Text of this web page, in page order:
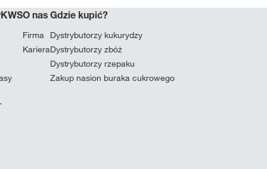
O nas
Firma
Kariera
Gdzie kupić?
Dystrybutorzy kukurydzy
Dystrybutorzy zbóż
Dystrybutorzy rzepaku
Zakup nasion buraka cukrowego